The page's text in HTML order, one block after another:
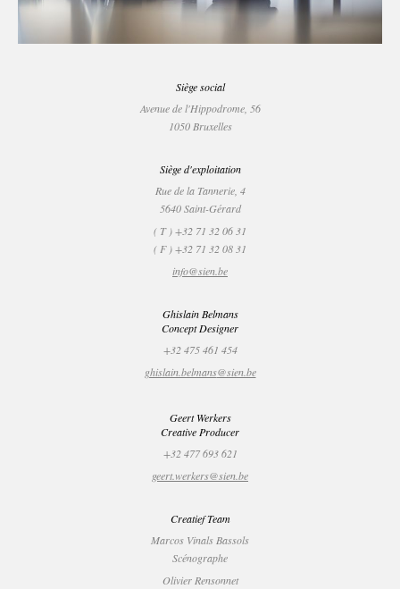
Siège social
Avenue de l'Hippodrome, 56
1050 Bruxelles
Siège d'exploitation
Rue de la Tannerie, 4
5640 Saint-Gérard
( T ) +32 71 32 06 31
( F ) +32 71 32 08 31
info@sien.be
Ghislain Belmans
Concept Designer
+32 475 461 454
ghislain.belmans@sien.be
Geert Werkers
Creative Producer
+32 477 693 621
geert.werkers@sien.be
Creatief Team
Marcos Vinals Bassols
Scénographe
Olivier Rensonnet